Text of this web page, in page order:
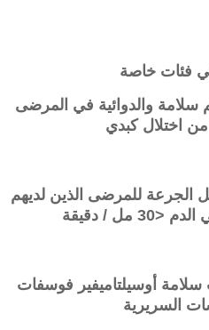
فئات خاصة
سلامة والدوائية في المرضى
من اختلال كبدي
الجرعة للمرضى الذين لديهم
مل / دقيقة
سلامة أوسيلتاميفير فوسفات
السريرية